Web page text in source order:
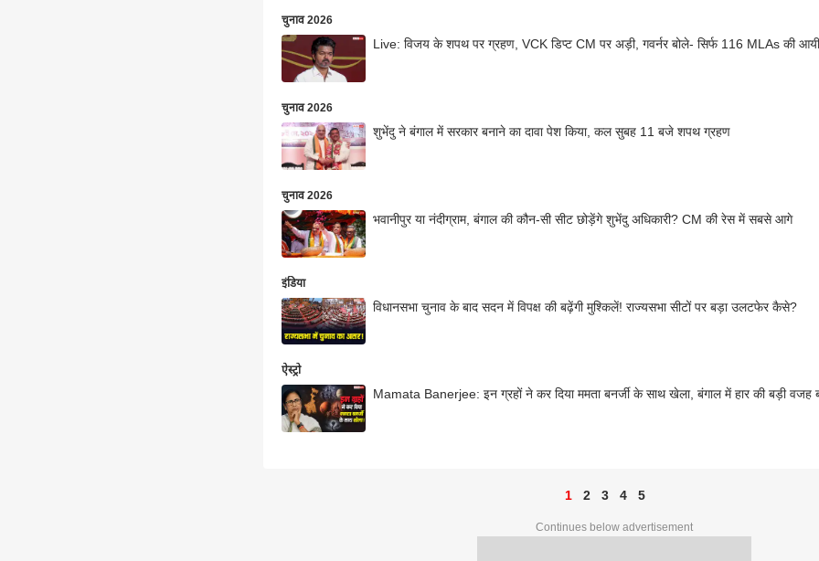
चुनाव 2026
Live: विजय के शपथ पर ग्रहण, VCK डिप्ट CM पर अड़ी, गवर्नर बोले- सिर्फ 116 MLAs की
चुनाव 2026
शुभेंदु ने बंगाल में सरकार बनाने का दावा पेश किया, कल सुबह 11 बजे शपथ ग्रहण
चुनाव 2026
भवानीपुर या नंदीग्राम, बंगाल की कौन-सी सीट छोड़ेंगे शुभेंदु अधिकारी? CM की रेस में सबसे आगे
इंडिया
विधानसभा चुनाव के बाद सदन में विपक्ष की बढ़ेंगी मुश्किलें! राज्यसभा सीटों पर बड़ा उलटफेर कैसे?
ऐस्ट्रो
Mamata Banerjee: इन ग्रहों ने कर दिया ममता बनर्जी के साथ खेला, बंगाल में हार की बड़ी
1 2 3 4 5
Continues below advertisement